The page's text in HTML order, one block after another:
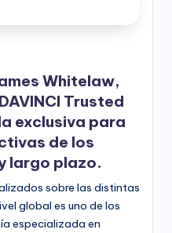
Whitelaw,
Trusted
exclusiva para
de los
largo plazo.
sobre las distintas
global es uno de los
especializada en